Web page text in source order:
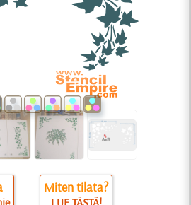
Miten tilata?
LUE TÄSTÄ!